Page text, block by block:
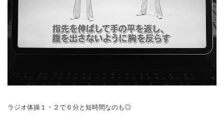
ラジオ体操１・２で６分と短時間なのも◎